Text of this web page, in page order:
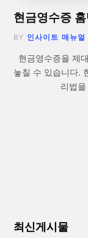
현금영수증
BY 인사이트 매뉴얼
현금영수증을 제
놓칠 수 있습니다.
리법
최신게시물